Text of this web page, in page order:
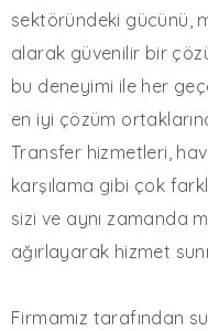
sektöründeki gücünü,
alarak güvenilir bir
bu deneyimi ile her
en iyi çözüm
Transfer hizmetleri,
karşılama gibi çok
sizi ve aynı zamanda
ağırlayarak hizmet
Firmamız tarafından